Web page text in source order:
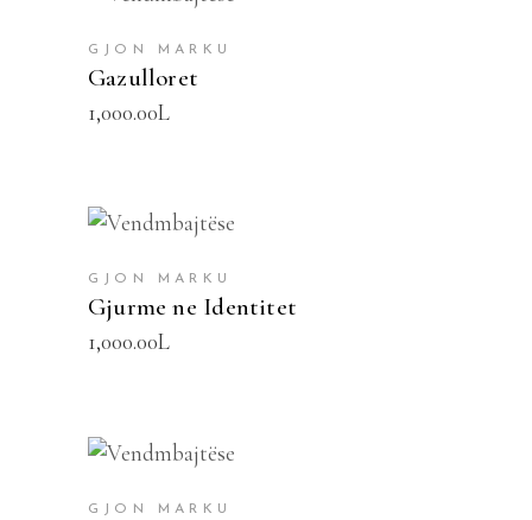
SHTOJE NË SHPORTË
GJON MARKU
Gazulloret
1,000.00L
SHTOJE NË SHPORTË
GJON MARKU
Gjurme ne Identitet
1,000.00L
SHTOJE NË SHPORTË
GJON MARKU